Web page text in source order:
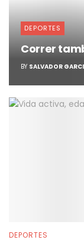
DEPORTES
Correr
BY SALVADOR
DEPORTES